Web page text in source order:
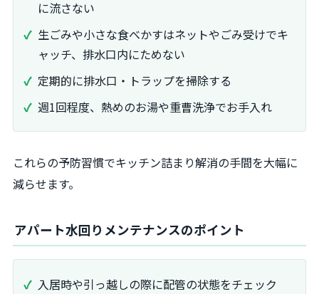
に流さない
生ごみや小さな食べかすはネットやごみ受けでキ
ャッチ、排水口内にためない
定期的に排水口・トラップを掃除する
週1回程度、熱めのお湯や重曹洗浄でお手入れ
これらの予防習慣でキッチン詰まり解消の手間を大幅に
減らせます。
アパート水回りメンテナンスのポイント
入居時や引っ越しの際に配管の状態をチェック